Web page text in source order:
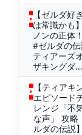
【ゼルダ好
は常識かも
ノンの正体
#ゼルダの伝
ティアーズ
ザキングダ...
【ティアキ
エピソード
レンジ「不
な声」 攻略
ルダの伝説